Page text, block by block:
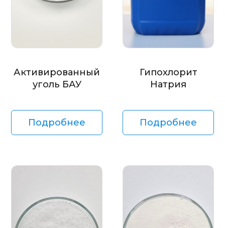
Активированный
уголь БАУ
Подробнее
Гипохлорит
Натрия
Подробнее